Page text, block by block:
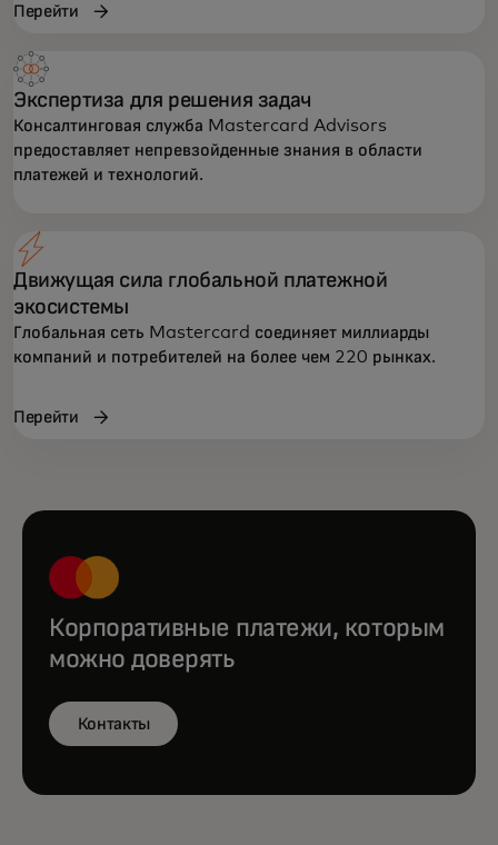
Перейти
Экспертиза для решения задач
Консалтинговая служба Mastercard Advisors
предоставляет непревзойденные знания в области
платежей и технологий.
Движущая сила глобальной платежной
экосистемы
Глобальная сеть Mastercard соединяет миллиарды
компаний и потребителей на более чем 220 рынках.
Перейти
Корпоративные платежи, которым
можно доверять
Контакты